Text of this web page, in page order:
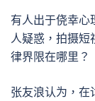
有人出于侥幸心
人疑惑，拍摄短
律界限在哪里？
张友浪认为，在